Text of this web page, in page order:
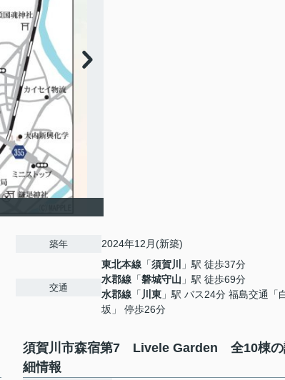
築年 2024年12月(新築)
交通
東北本線 「須賀川
」駅 徒歩37分
水郡線 「磐城守山 」駅 徒歩69分
水郡線 「 川東 」駅 バス24分 福島交通「
坂」 停歩26分
須賀川市森宿第7 Livele Garden 全10棟の
細情報